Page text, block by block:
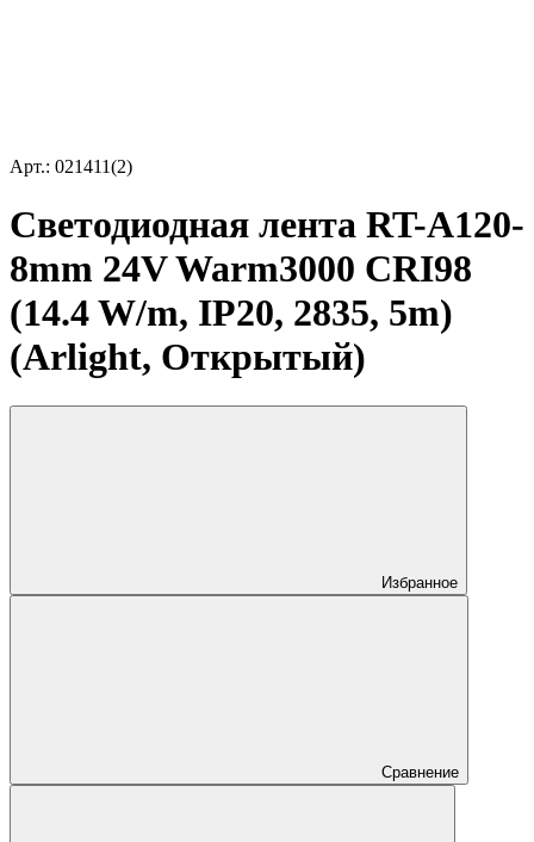
Арт.: 021411(2)
Светодиодная лента RT-A120-
8mm 24V Warm3000 CRI98
(14.4 W/m, IP20, 2835, 5m)
(Arlight, Открытый)
Избранное
Сравнение